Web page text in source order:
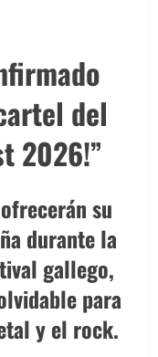
del
2026!”
su
durante la
gallego,
para
y el rock.